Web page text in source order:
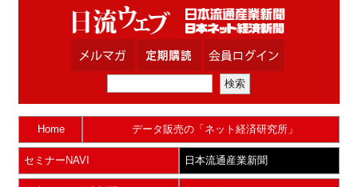
Home データ販売の「ネット経済研究所」
セミナーNAVI 日本流通産業新聞